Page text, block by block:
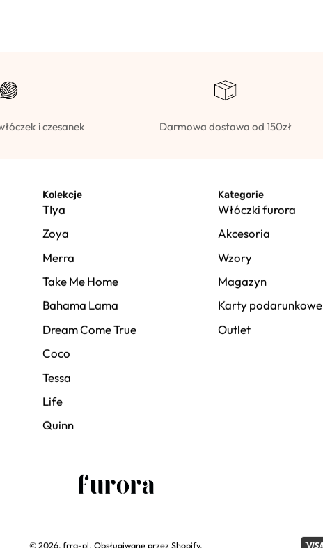
i czesanek Darmowa dostawa od 150zł
Kolekcje
TIya
Zoya
Merra
Take Me Home
Bahama Lama
Dream Come True
Coco
Tessa
Life
Quinn
Kategorie
Włóczki furora
Akcesoria
Wzory
Magazyn
Karty podarunkowe
Outlet
© 2026,frra-pl. Obsługiwane przezShopify.